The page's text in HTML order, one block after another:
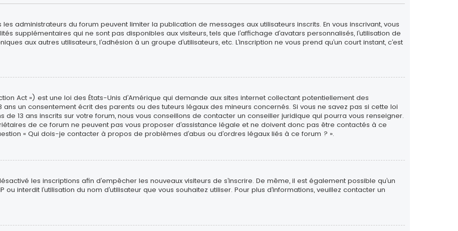
les administrateurs du forum peuvent limiter la publication de messages aux utilisateurs inscrits. En vous inscrivant, vous
supplémentaires qui ne sont pas disponibles aux visiteurs, tels que l’affichage d’avatars personnalisés, l’utilisation de
aux autres utilisateurs, l’adhésion à un groupe d’utilisateurs, etc. L’inscription ne vous prend qu’un court instant, c’est
Act ») est une loi des États-Unis d’Amérique qui demande aux sites internet collectant potentiellement des
un consentement écrit des parents ou des tuteurs légaux des mineurs concernés. Si vous ne savez pas si cette loi
de 13 ans inscrits sur votre forum, nous vous conseillons de contacter un conseiller juridique qui pourra vous renseigner.
de ce forum ne peuvent pas vous proposer d’assistance légale et ne doivent donc pas être contactés à ce
« Qui dois-je contacter à propos de problèmes d’abus ou d’ordres légaux liés à ce forum ? ».
les inscriptions afin d’empêcher les nouveaux visiteurs de s’inscrire. De même, il est également possible qu’un
interdit l’utilisation du nom d’utilisateur que vous souhaitez utiliser. Pour plus d’informations, veuillez contacter un